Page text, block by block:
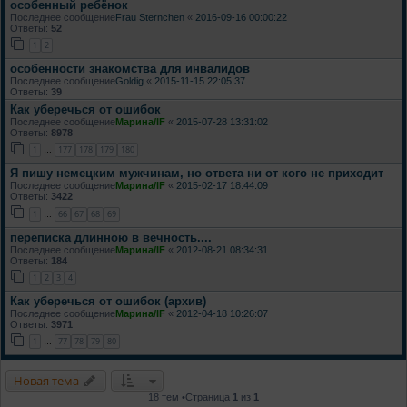
особенный ребёнок
Последнее сообщение Frau Sternchen « 2016-09-16 00:00:22
Ответы: 52
1 2
особенности знакомства для инвалидов
Последнее сообщениеGoldig « 2015-11-15 22:05:37
Ответы: 39
Как уберечься от ошибок
Последнее сообщение Марина/IF « 2015-07-28 13:31:02
Ответы: 8978
1 … 177 178 179 180
Я пишу немецким мужчинам, но ответа ни от кого не приходит
Последнее сообщение Марина/IF « 2015-02-17 18:44:09
Ответы: 3422
1 66 67 68 69
переписка длинною в вечность....
Последнее сообщениеМарина/IF « 2012-08-21 08:34:31
Ответы: 184
1 2 3 4
Как уберечься от ошибок (архив)
Последнее сообщениеМарина/IF « 2012-04-18 10:26:07
Ответы: 3971
1 77 78 79 80
Новая тема
18 тем •Страница 1 из 1